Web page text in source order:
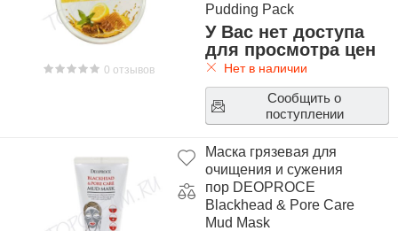
0 отзывов
Pudding Pack
У Вас нет доступа
для просмотра цен
Нет в наличии
Сообщить о
поступлении
Маска грязевая для
очищения и сужения
пор DEOPROCE
Blackhead & Pore Care
Mud Mask